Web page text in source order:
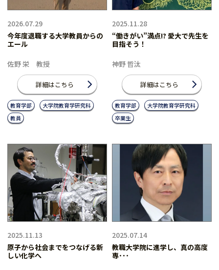
2026.07.29
今年度退職する大学教員からの
エール
佐野 栄 教授
詳細はこちら
教育学部
大学院教育学研究科
教員
2025.11.28
“働きがい”満点!? 愛大で先生を
目指そう！
神野 哲汰
詳細はこちら
教育学部
大学院教育学研究科
卒業生
2025.11.13
原子から社会までをつなげる新
しい化学へ
2025.07.14
教職大学院に進学し、真の高度
専･･･